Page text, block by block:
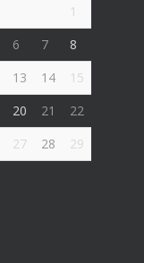
1
6 7
8
13 14
15
20 21
22
27 28
29